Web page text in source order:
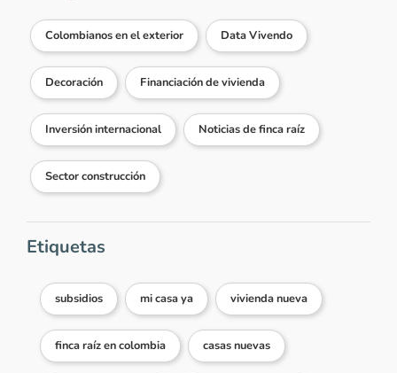
Colombianos en el exterior Data Vivendo
Decoración Financiación de vivienda
Inversión internacional Noticias de finca raíz
Sector construcción
Etiquetas
subsidios mi casa ya vivienda nueva
finca raíz en colombia casas nuevas